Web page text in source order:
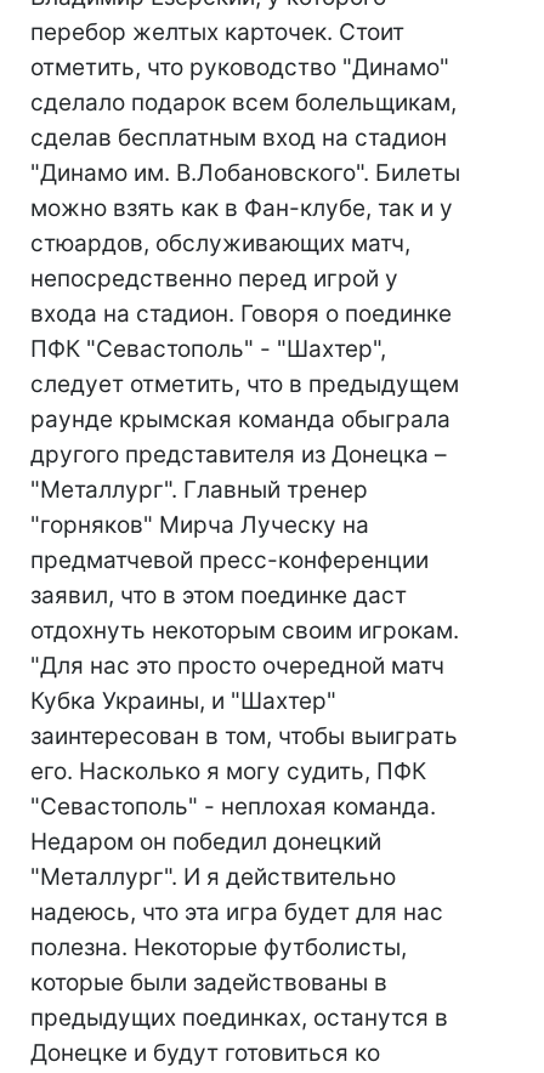
перебор желтых карточек. Стоит
отметить, что руководство "Динамо"
сделало подарок всем болельщикам,
сделав бесплатным вход на стадион
"Динамо им. В.Лобановского". Билеты
можно взять как в Фан-клубе, так и у
стюардов, обслуживающих матч,
непосредственно перед игрой у
входа на стадион. Говоря о поединке
ПФК "Севастополь" - "Шахтер",
следует отметить, что в предыдущем
раунде крымская команда обыграла
другого представителя из Донецка –
"Металлург". Главный тренер
"горняков" Мирча Луческу на
предматчевой пресс-конференции
заявил, что в этом поединке даст
отдохнуть некоторым своим игрокам.
"Для нас это просто очередной матч
Кубка Украины, и "Шахтер"
заинтересован в том, чтобы выиграть
его. Насколько я могу судить, ПФК
"Севастополь" - неплохая команда.
Недаром он победил донецкий
"Металлург". И я действительно
надеюсь, что эта игра будет для нас
полезна. Некоторые футболисты,
которые были задействованы в
предыдущих поединках, останутся в
Донецке и будут готовиться ко